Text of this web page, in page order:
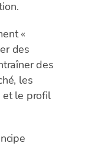
«
des
des
les
et le profil